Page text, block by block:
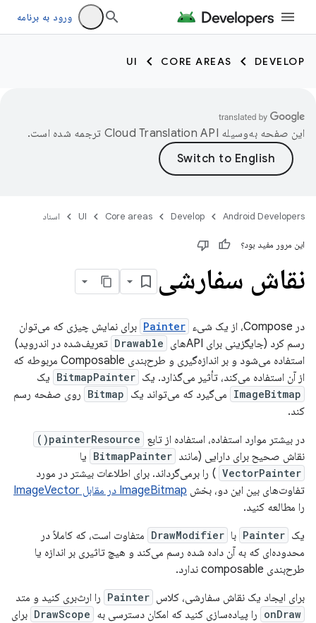
ورود به برنامه
DEVELOP
CORE AREAS
UI
این صفحه به‌وسیله ترجمه شده است.
Android Developers
Develop
Core areas
UI اسناد
این مرور مفید بود؟
نقاش سفارشی
در Compose، از یک شیء Painter برای نمایش چیزی که می‌توان
رسم کرد (جایگزینی برای APIهای
Drawable تعریف‌شده در اندروید)
استفاده می‌شود و بر اندازه‌گیری و طرح‌بندی Composable مربوطه که
از آن استفاده می‌کند، تأثیر می‌گذارد. یک BitmapPainter یک
ImageBitmap می‌گیرد که می‌تواند یک Bitmap روی صفحه رسم
کند.
در بیشتر موارد استفاده، استفاده از تابع painterResource()
نقاش صحیح برای دارایی (مانند BitmapPainter یا
VectorPainter ) را برمی‌گرداند. برای اطلاعات بیشتر در مورد
تفاوت‌های بین این دو، بخش ImageBitmap در مقابل ImageVector
را مطالعه کنید.
یک Painter با DrawModifier متفاوت است، که کاملاً در
محدوده‌ای که به آن داده شده رسم می‌کند و هیچ تاثیری بر اندازه یا
طرح‌بندی composable ندارد.
برای ایجاد یک نقاش سفارشی، کلاس Painter را ارث‌بری کنید و متد
onDraw را پیاده‌سازی کنید که امکان دسترسی به DrawScope برای